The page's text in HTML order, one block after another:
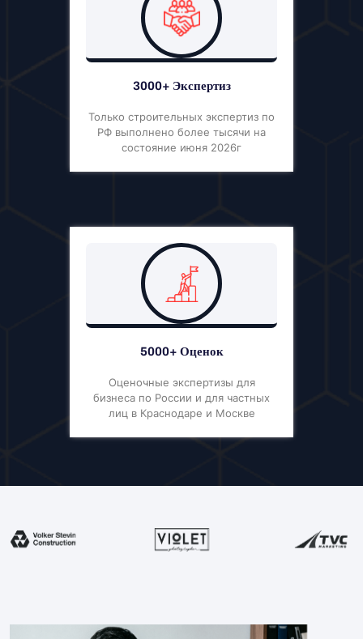
3000+ Экспертиз
Только строительных экспертиз по
РФ выполнено более тысячи на
состояние июня 2026г
5000+ Оценок
Оценочные экспертизы для
бизнеса по России и для частных
лиц в Краснодаре и Москве